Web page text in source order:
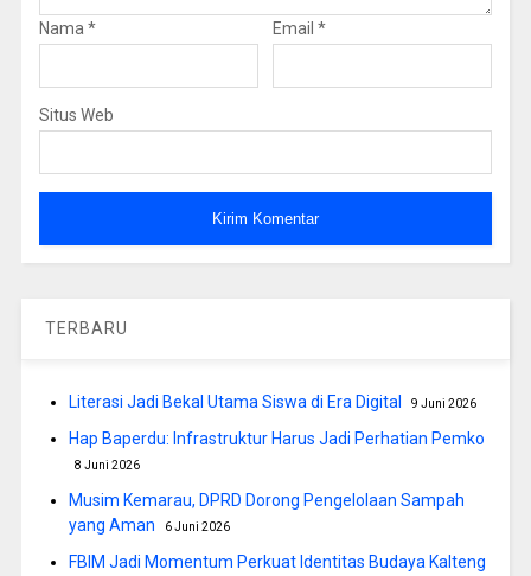
Nama * Email *
Situs Web
TERBARU
Literasi Jadi Bekal Utama Siswa di Era Digital 9 Juni 2026
Hap Baperdu: Infrastruktur Harus Jadi Perhatian Pemko
8 Juni 2026
Musim Kemarau, DPRD Dorong Pengelolaan Sampah
yang Aman
6 Juni 2026
FBIM Jadi Momentum Perkuat Identitas Budaya Kalteng